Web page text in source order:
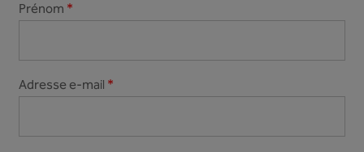
Prénom *
Adresse e-mail *